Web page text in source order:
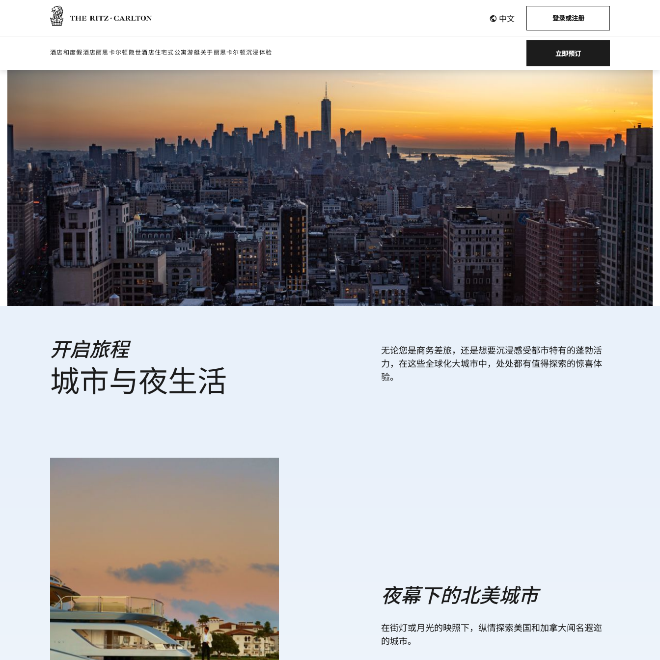
中文 登录或注册
酒店和度假酒店丽思卡尔顿隐世酒店住宅式公寓游艇关于丽思卡尔顿沉浸体验 立即预订
开启旅程
城市与夜生活
无论您是商务差旅，还是想要沉浸感受都市特有的蓬勃活
力，在这些全球化大城市中，处处都有值得探索的惊喜体
验。
夜幕下的北美城市
在街灯或月光的映照下，纵情探索美国和加拿大闻名遐迩
的城市。